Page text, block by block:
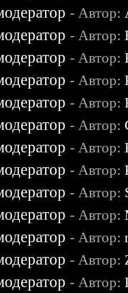
- Автор:
- Автор:
- Автор:
- Автор:
- Автор:
- Автор:
- Автор:
- Автор:
- Автор:
- Автор:
- Автор:
- Автор:
- Автор: